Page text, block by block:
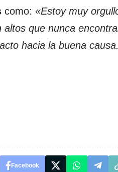
como: «Estoy muy
que nunca
hacia la buena
Facebook